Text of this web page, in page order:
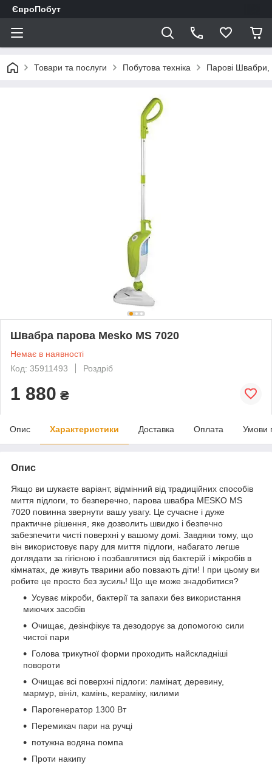
ЄвроПобут
Товари та послуги Побутова техніка Парові
Швабра парова Mesko MS 7020
Немає в наявності
Код: 35911493
Роздріб
1 880 ₴
Опис Характеристики Доставка Оплата Умови
Опис
Якщо ви шукаєте варіант, відмінний від традиційних способів
миття підлоги, то безперечно, парова швабра MESKO MS
7020 повинна звернути вашу увагу. Це сучасне і дуже
практичне рішення, яке дозволить швидко і безпечно
забезпечити чисті поверхні у вашому домі. Завдяки тому, що
він використовує пару для миття підлоги, набагато легше
доглядати за гігієною і позбавлятися від бактерій і мікробів в
кімнатах, де живуть тварини або повзають діти! І при цьому ви
робите це просто без зусиль! Що ще може знадобитися?
Усуває мікроби, бактерії та запахи без використання
миючих засобів
Очищає, дезінфікує та дезодорує за допомогою сили
чистої пари
Голова трикутної форми проходить найскладніші
повороти
Очищає всі поверхні підлоги: ламінат, деревину,
мармур, вініл, камінь, кераміку, килими
Парогенератор 1300 Вт
Перемикач пари на ручці
потужна водяна помпа
Проти накипу